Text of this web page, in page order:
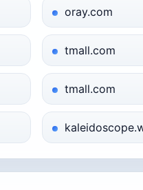
oray.com
tmall.com
tmall.com